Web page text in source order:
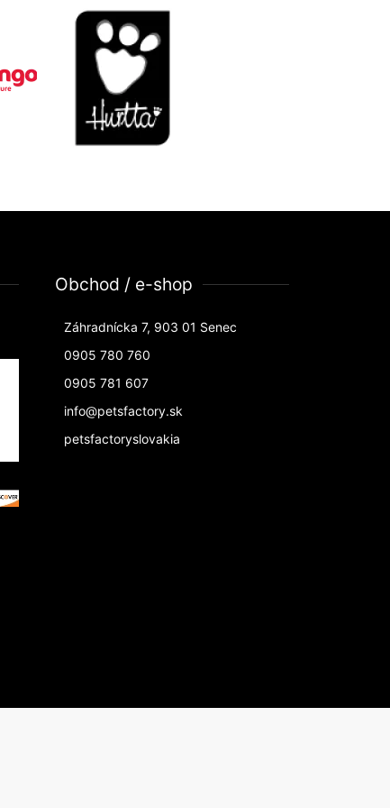
Obchod / e-shop
Záhradnícka 7, 903 01 Senec
0905 780 760
0905 781 607
info@petsfactory.sk
petsfactoryslovakia